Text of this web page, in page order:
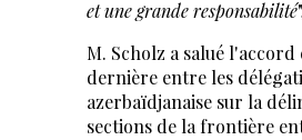
et une grande responsabilité
M. Scholz a salué
dernière entre les
azerbaïdjanaise sur la
sections de la frontière